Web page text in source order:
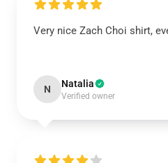
Very nice Zach Choi shirt,
N Natalia
Verified owner